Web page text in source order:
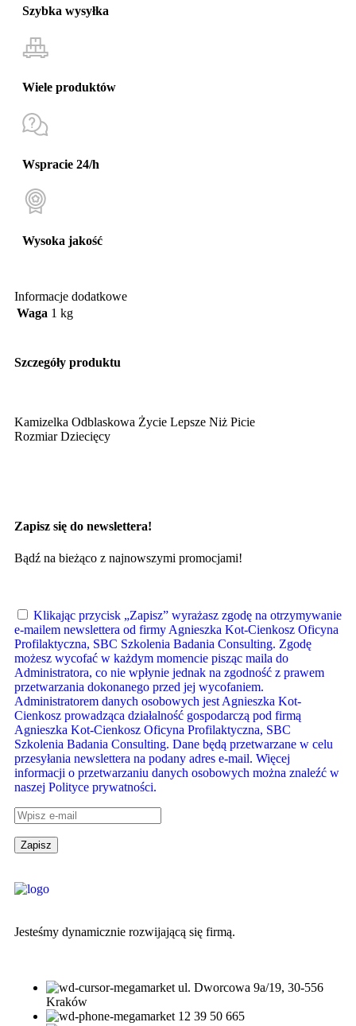
Szybka wysyłka
Wiele produktów
Wspracie 24/h
Wysoka jakość
Informacje dodatkowe
Waga 1 kg
Szczegóły produktu
Kamizelka Odblaskowa Życie Lepsze Niż Picie
Rozmiar Dziecięcy
Zapisz się do newslettera!
Bądź na bieżąco z najnowszymi promocjami!
Klikając przycisk „Zapisz” wyrażasz zgodę na otrzymywanie
e-mailem newslettera od firmy Agnieszka Kot-Cienkosz Oficyna
Profilaktyczna, SBC Szkolenia Badania Consulting. Zgodę
możesz wycofać w każdym momencie pisząc maila do
Administratora, co nie wpłynie jednak na zgodność z prawem
przetwarzania dokonanego przed jej wycofaniem.
Administratorem danych osobowych jest Agnieszka Kot-
Cienkosz prowadząca działalność gospodarczą pod firmą
Agnieszka Kot-Cienkosz Oficyna Profilaktyczna, SBC
Szkolenia Badania Consulting. Dane będą przetwarzane w celu
przesyłania newslettera na podany adres e-mail. Więcej
informacji o przetwarzaniu danych osobowych można znaleźć w
naszej Polityce prywatności.
Jesteśmy dynamicznie rozwijającą się firmą.
ul. Dworcowa 9a/19, 30-556
Kraków
12 39 50 665